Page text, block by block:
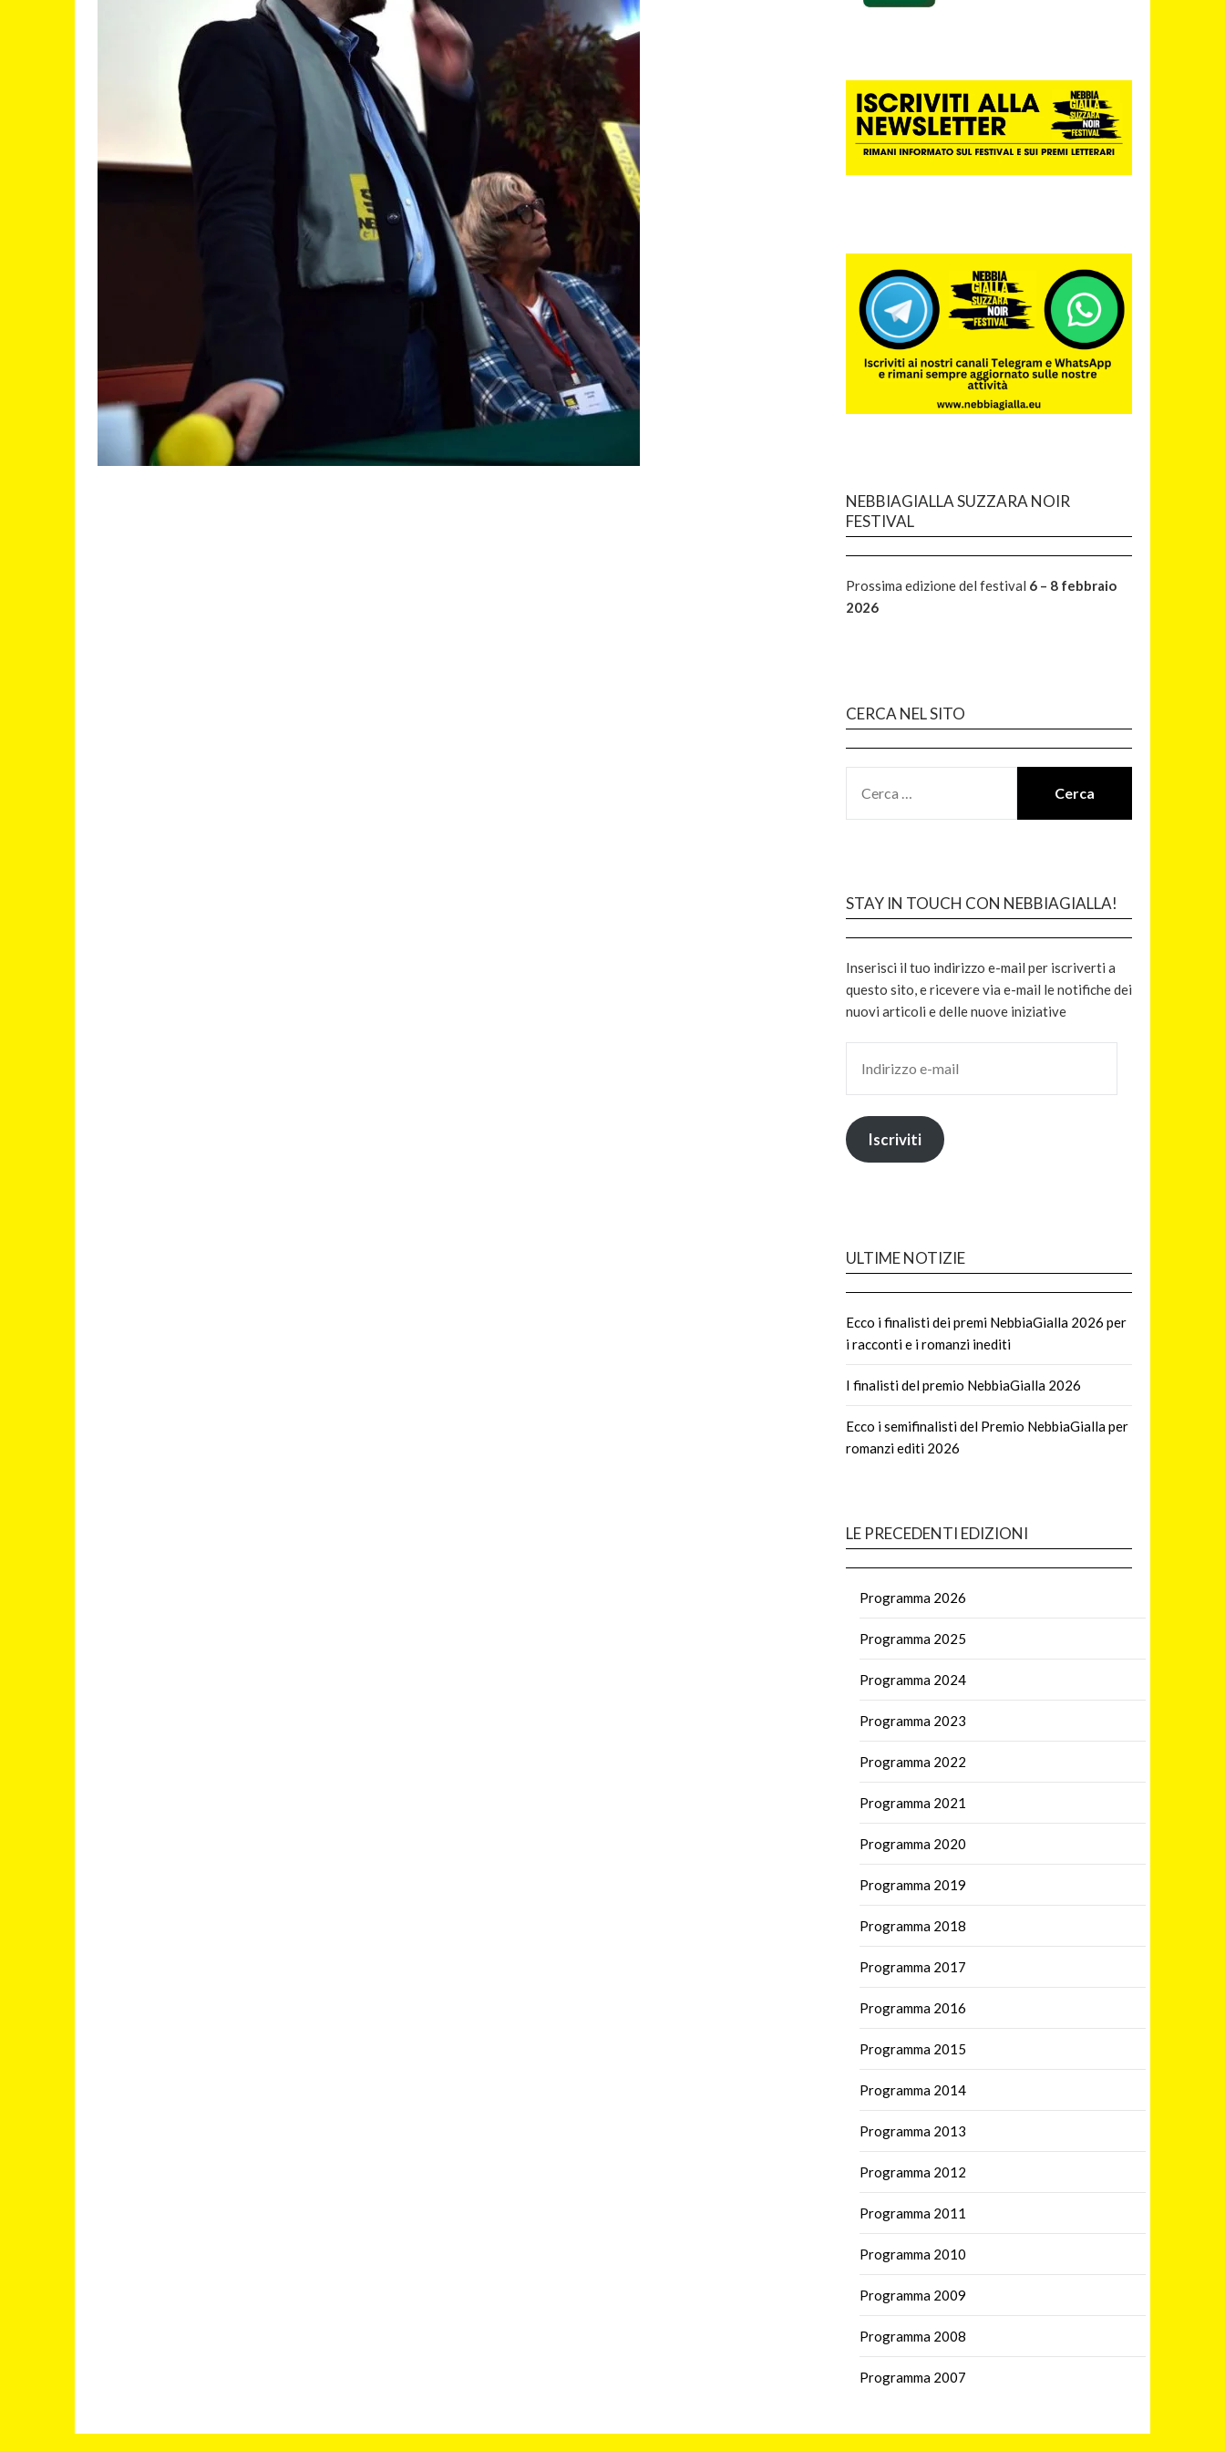
NEBBIAGIALLA SUZZARA NOIR
FESTIVAL
Prossima edizione del festival 6 – 8 febbraio
2026
CERCA NEL SITO
STAY IN TOUCH CON NEBBIAGIALLA!
Inserisci il tuo indirizzo e-mail per iscriverti a
questo sito, e ricevere via e-mail le notifiche dei
nuovi articoli e delle nuove iniziative
Iscriviti
ULTIME NOTIZIE
Ecco i finalisti dei premi NebbiaGialla 2026 per
i racconti e i romanzi inediti
I finalisti del premio NebbiaGialla 2026
Ecco i semifinalisti del Premio NebbiaGialla per
romanzi editi 2026
LE PRECEDENTI EDIZIONI
Programma 2026
Programma 2025
Programma 2024
Programma 2023
Programma 2022
Programma 2021
Programma 2020
Programma 2019
Programma 2018
Programma 2017
Programma 2016
Programma 2015
Programma 2014
Programma 2013
Programma 2012
Programma 2011
Programma 2010
Programma 2009
Programma 2008
Programma 2007